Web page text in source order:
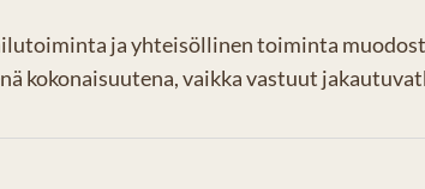
ja yhteisöllinen toiminta
kokonaisuutena, vaikka vastuut